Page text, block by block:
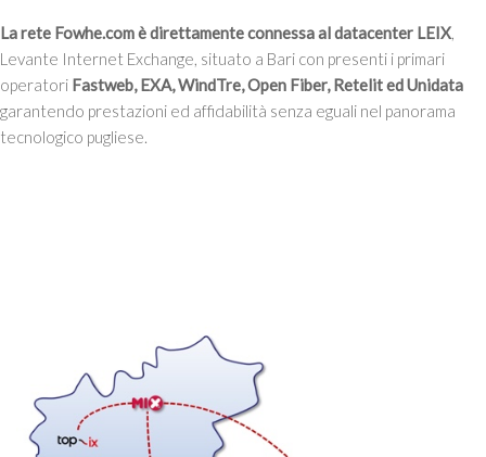
La rete Fowhe.com è direttamente connessa al datacenter LEIX,
Levante Internet Exchange, situato a Bari con presenti i primari
operatori Fastweb, EXA, WindTre, Open Fiber, Retelit ed Unidata
garantendo prestazioni ed affidabilità senza eguali nel panorama
tecnologico pugliese.